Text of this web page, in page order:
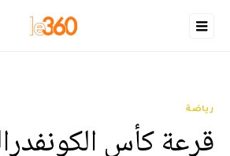
رياضة
قرعة كأس